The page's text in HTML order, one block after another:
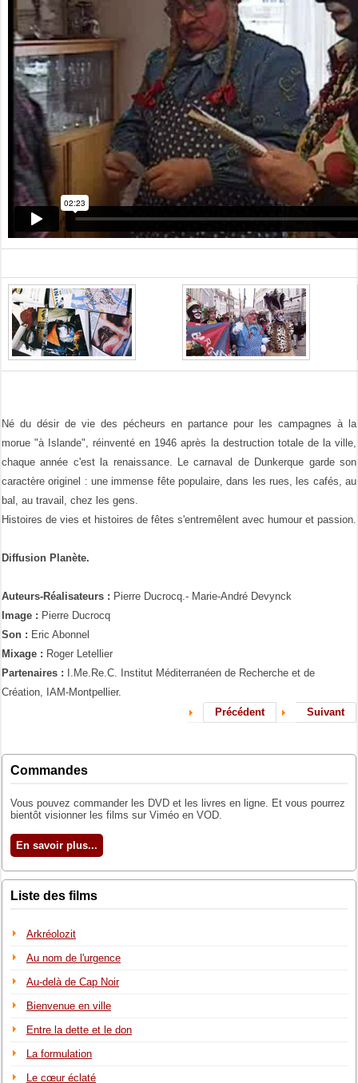
Né du désir de vie des pécheurs en partance pour les campagnes à la
morue "à Islande", réinventé en 1946 après la destruction totale de la ville,
chaque année c'est la renaissance. Le carnaval de Dunkerque garde son
caractère originel : une immense fête populaire, dans les rues, les cafés, au
bal, au travail, chez les gens.
Histoires de vies et histoires de fêtes s'entremêlent avec humour et passion.
Diffusion Planète.
Auteurs-Réalisateurs : Pierre Ducrocq.- Marie-André Devynck
Image : Pierre Ducrocq
Son : Eric Abonnel
Mixage : Roger Letellier
Partenaires : I.Me.Re.C. Institut Méditerranéen de Recherche et de
Création, IAM-Montpellier.
Précédent
Suivant
Commandes
Vous pouvez commander les DVD et les livres en ligne. Et vous pourrez
bientôt visionner les films sur Viméo en VOD.
En savoir plus...
Liste des films
Arkréolozit
Au nom de l'urgence
Au-delà de Cap Noir
Bienvenue en ville
Entre la dette et le don
La formulation
Le cœur éclaté